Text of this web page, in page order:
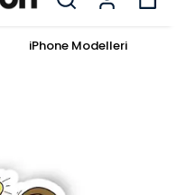
iPhone Modelleri